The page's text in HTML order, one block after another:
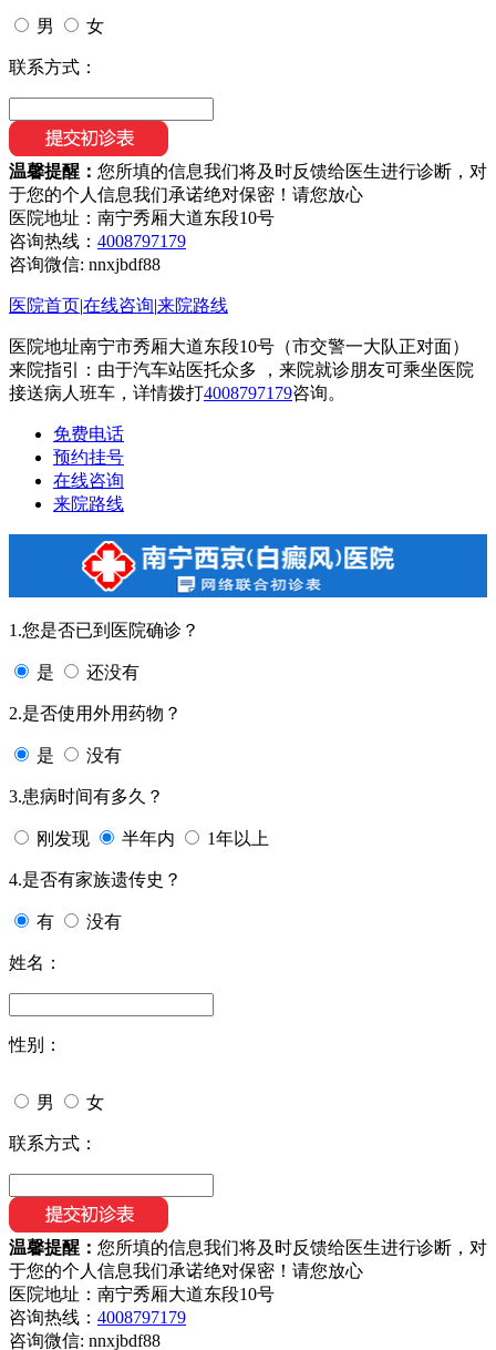
男 女
联系方式：
温馨提醒： 您所填的信息我们将及时反馈给医生进行诊断，对
于您的个人信息我们承诺绝对保密！请您放心
医院地址：南宁秀厢大道东段10号
咨询热线： 4008797179
咨询微信: nnxjbdf88
医院首页|在线咨询|来院路线
医院地址南宁市秀厢大道东段10号（市交警一大队正对面）
来院指引：由于汽车站医托众多 ，来院就诊朋友可乘坐医院
接送病人班车，详情拨打4008797179咨询。
免费电话
预约挂号
在线咨询
来院路线
1.您是否已到医院确诊？
是 还没有
2.是否使用外用药物？
是 没有
3.患病时间有多久？
刚发现 半年内 1年以上
4.是否有家族遗传史？
有 没有
姓名：
性别：
男 女
联系方式：
温馨提醒： 您所填的信息我们将及时反馈给医生进行诊断，对
于您的个人信息我们承诺绝对保密！请您放心
医院地址：南宁秀厢大道东段10号
咨询热线： 4008797179
咨询微信: nnxjbdf88